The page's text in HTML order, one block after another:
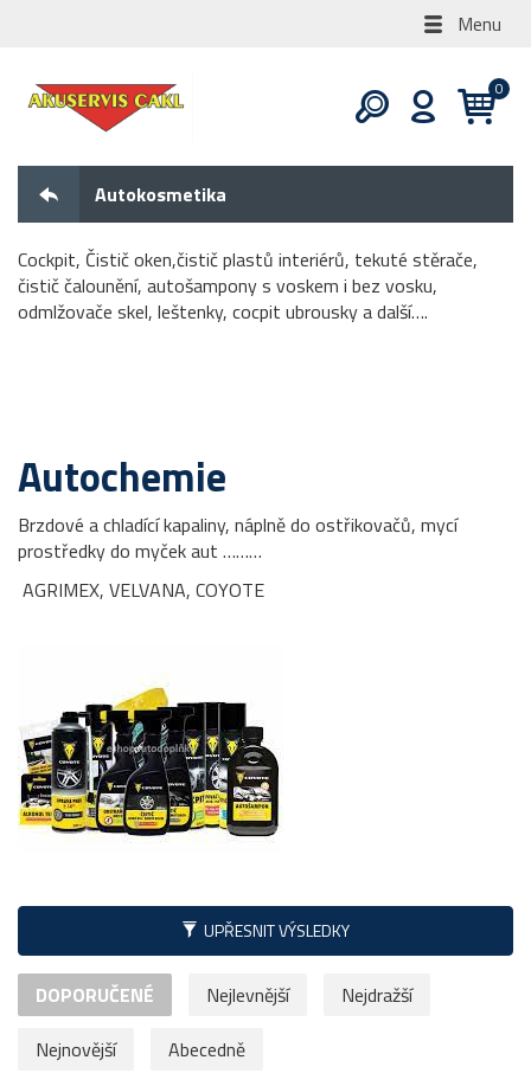
Menu
Autokosmetika
Cockpit, Čistič oken,čistič plastů interiérů, tekuté stěrače,
čistič čalounění, autošampony s voskem i bez vosku,
odmlžovače skel, leštenky, cocpit ubrousky a další….
Autochemie
Brzdové a chladící kapaliny, náplně do ostřikovačů, mycí
prostředky do myček aut ………
AGRIMEX, VELVANA, COYOTE
UPŘESNIT VÝSLEDKY
DOPORUČENÉ Nejlevnější
Nejdražší
Nejnovější
Abecedně